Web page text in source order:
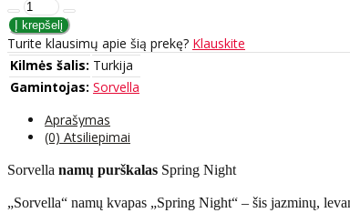
Turite klausimų apie šią prekę? Klauskite
Kilmės šalis: Turkija
Gamintojas: Sorvella
Aprašymas
(0) Atsiliepimai
Sorvella namų purškalas Spring Night
„Sorvella“ namų kvapas „Spring Night“ – šis jazminų,